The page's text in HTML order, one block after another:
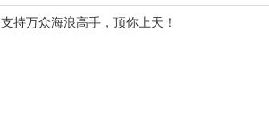
支持万众海浪高手，顶你上天！